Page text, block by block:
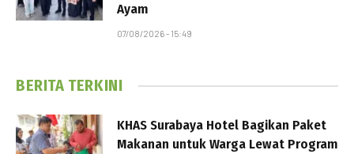
Ayam
07/08/2026 - 15:49
BERITA TERKINI
KHAS Surabaya Hotel Bagikan Paket
Makanan untuk Warga Lewat Program